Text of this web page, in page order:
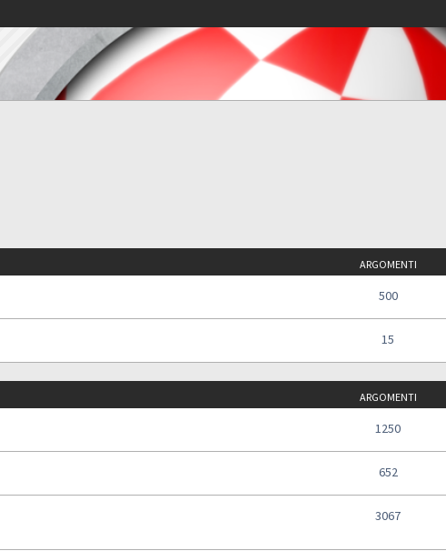
ARGOMENTI
500
15
ARGOMENTI
1250
652
3067